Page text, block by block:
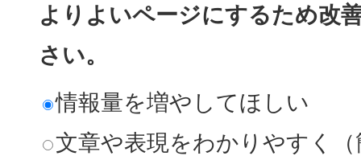
よりよいページにするため改
さい。
情報量を増やしてほしい
文章や表現をわかりやすく